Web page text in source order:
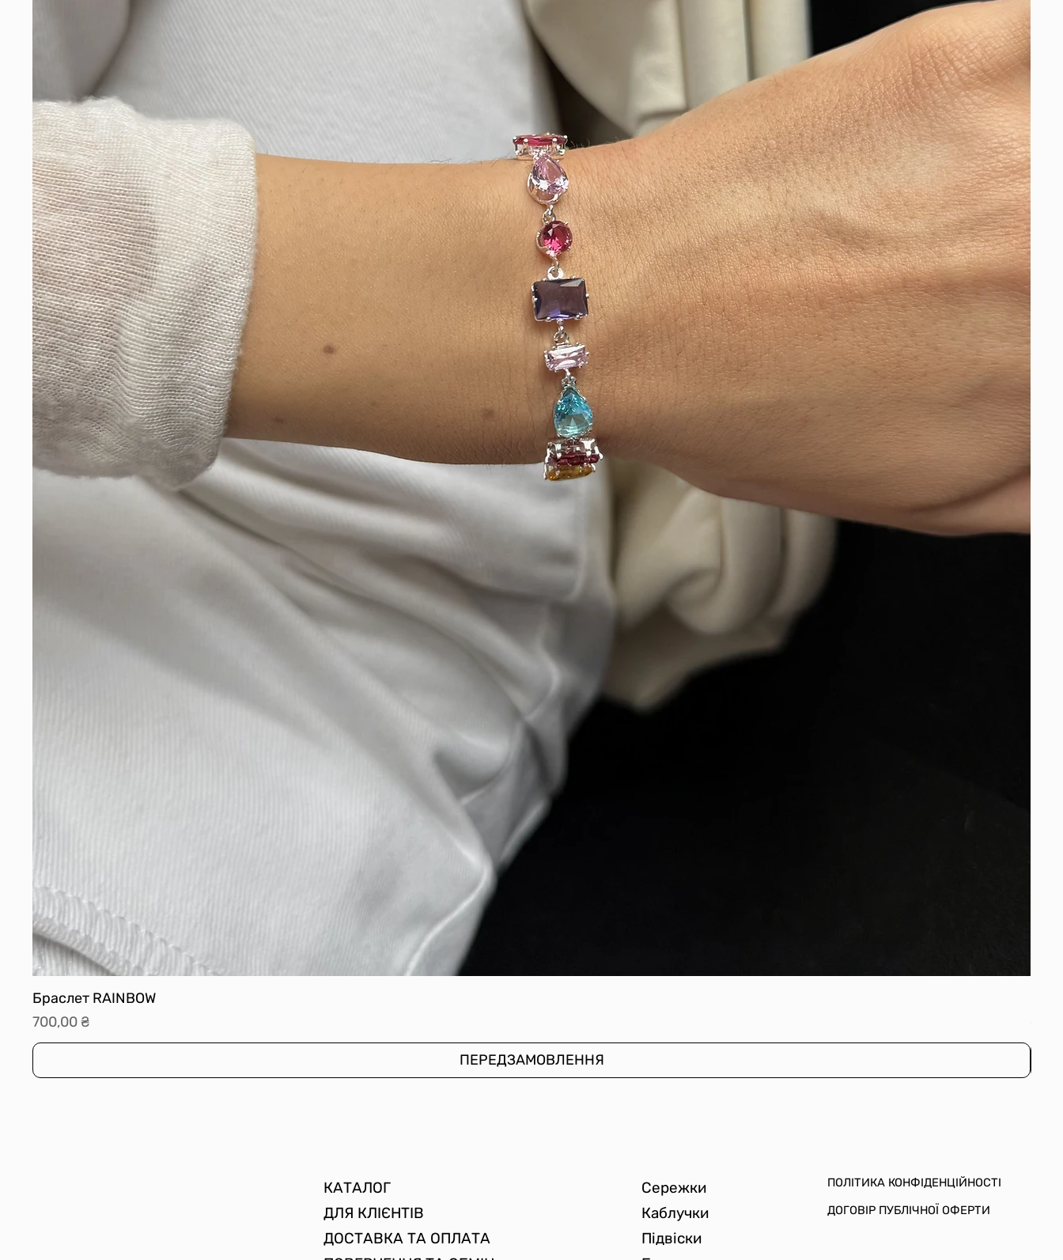
Браслет RAINBOW
Ціна
700,00 ₴
ПЕРЕДЗАМОВЛЕННЯ
КАТАЛОГ
ДЛЯ КЛІЄНТІВ
ДОСТАВКА ТА ОПЛАТА
ДОГОВІР ПУБЛІЧНОЇ ОФЕРТИ
ПОЛІТИКА КОНФІДЕНЦІЙНОСТІ
Сережки
Каблучки
Підвіски